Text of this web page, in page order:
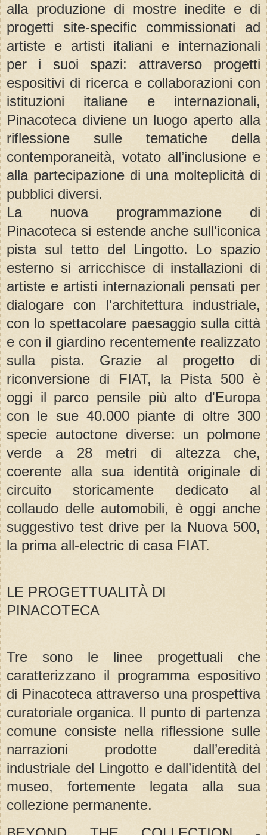
alla produzione di mostre inedite e di
progetti site-specific commissionati ad
artiste e artisti italiani e internazionali
per i suoi spazi: attraverso progetti
espositivi di ricerca e collaborazioni con
istituzioni italiane e internazionali,
Pinacoteca diviene un luogo aperto alla
riflessione sulle tematiche della
contemporaneità, votato all’inclusione e
alla partecipazione di una molteplicità di
pubblici diversi.
La nuova programmazione di
Pinacoteca si estende anche sull'iconica
pista sul tetto del Lingotto. Lo spazio
esterno si arricchisce di installazioni di
artiste e artisti internazionali pensati per
dialogare con l'architettura industriale,
con lo spettacolare paesaggio sulla città
e con il giardino recentemente realizzato
sulla pista. Grazie al progetto di
riconversione di FIAT, la Pista 500 è
oggi il parco pensile più alto d'Europa
con le sue 40.000 piante di oltre 300
specie autoctone diverse: un polmone
verde a 28 metri di altezza che,
coerente alla sua identità originale di
circuito storicamente dedicato al
collaudo delle automobili, è oggi anche
suggestivo test drive per la Nuova 500,
la prima all-electric di casa FIAT.
LE PROGETTUALITÀ DI
PINACOTECA
Tre sono le linee progettuali che
caratterizzano il programma espositivo
di Pinacoteca attraverso una prospettiva
curatoriale organica. Il punto di partenza
comune consiste nella riflessione sulle
narrazioni prodotte dall’eredità
industriale del Lingotto e dall’identità del
museo, fortemente legata alla sua
collezione permanente.